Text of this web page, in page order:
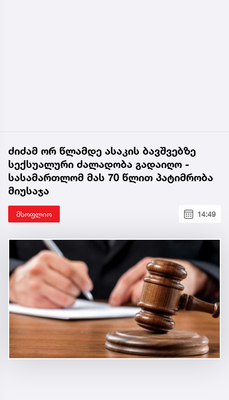
ძიძამ ორ წლამდე ასაკის ბავშვებზე
სექსუალური ძალადობა გადაიღო -
სასამართლომ მას 70 წლით პატიმრობა
მიუსაჯა
მსოფლიო 14:49